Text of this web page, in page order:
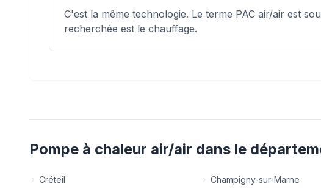
C'est la même technologie. Le terme PAC air/air est
recherchée est le chauffage.
Pompe à chaleur air/air dans le
Créteil Champigny-sur-Marne